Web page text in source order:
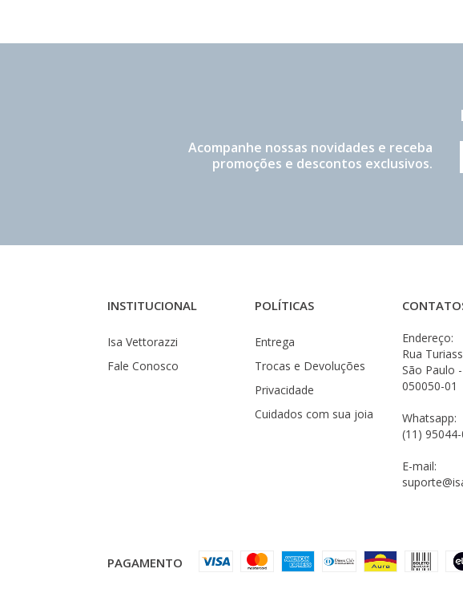
Acompanhe nossas novidades e receba
promoções e descontos exclusivos.
INSTITUCIONAL
Isa Vettorazzi
Fale Conosco
POLÍTICAS
Entrega
Trocas e Devoluções
Privacidade
Cuidados com sua joia
Endereço:
Rua
São Paulo -
050050-01
Whatsapp:
(11)
E-mail:
PAGAMENTO